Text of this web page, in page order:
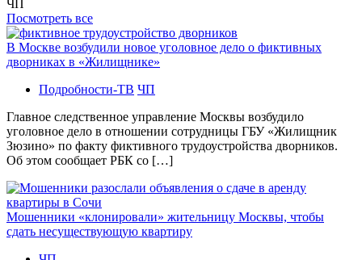
ЧП
Посмотреть все
В Москве возбудили новое уголовное дело о фиктивных
дворниках в «Жилищнике»
Подробности-ТВ ЧП
Главное следственное управление Москвы возбудило
уголовное дело в отношении сотрудницы ГБУ «Жилищник
Зюзино» по факту фиктивного трудоустройства дворников.
Об этом сообщает РБК со […]
Мошенники «клонировали» жительницу Москвы, чтобы
сдать несуществующую квартиру